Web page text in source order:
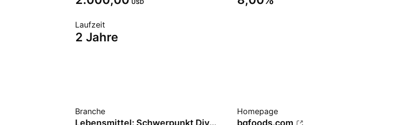
USD
Laufzeit
2 Jahre
Branche
Lebensmittel: Schwerpunkt Diversifiziert
Homepage
bgfoods.com